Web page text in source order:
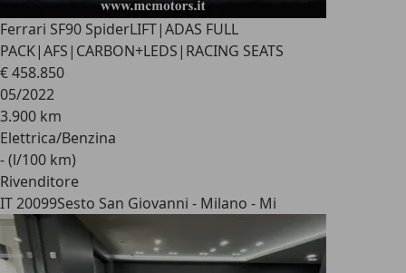
Ferrari SF90 SpiderLIFT|ADAS FULL
PACK|AFS|CARBON+LEDS|RACING SEATS
€ 458.850
05/2022
3.900 km
Elettrica/Benzina
- (l/100 km)
Rivenditore
IT 20099Sesto San Giovanni - Milano - Mi